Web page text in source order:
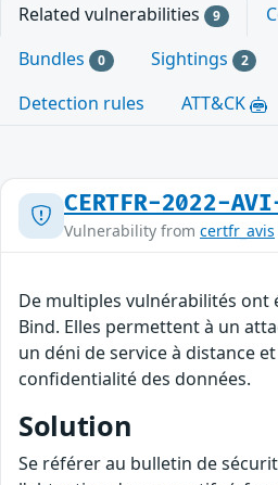
Related vulnerabilities 9
Bundles 0 Sightings 2
Detection rules
ATT&CK
CERTFR-2022-
Vulnerability from certfr_avis
De multiples vulnérabilités ont
Bind. Elles permettent à un
un déni de service à distance
confidentialité des données.
Solution
Se référer au bulletin de